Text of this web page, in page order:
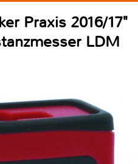
Praxis 2016/17"
LDM